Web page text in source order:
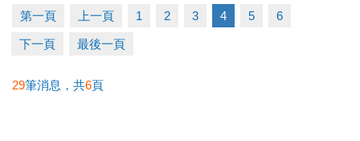
成績公佈
樓，並同步公告於中心官網及官方fb粉專。
第一頁 上一頁 1 2 3 4 5 6
下一頁 最後一頁
29筆消息，共6頁